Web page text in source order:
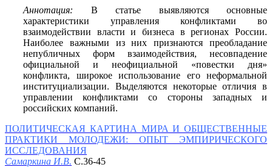
Аннотация: В статье выявляются основные
характеристики управления конфликтами во
взаимодействии власти и бизнеса в регионах России.
Наиболее важными из них признаются преобладание
непубличных форм взаимодействия, несовпадение
официальной и неофициальной «повестки дня»
конфликта, широкое использование его неформальной
институциализации. Выделяются некоторые отличия в
управлении конфликтами со стороны западных и
российских компаний.
ПОЛИТИЧЕСКАЯ КАРТИНА МИРА И ОБЩЕСТВЕННЫЕ
ПРАКТИКИ МОЛОДЕЖИ: ОПЫТ ЭМПИРИЧЕСКОГО
ИССЛЕДОВАНИЯ
Самаркина И.В. С.36-45